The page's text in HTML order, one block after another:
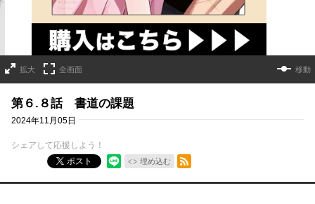
詳細ページへのリンク
拡大 全画面 移動
第６.８話 書道の課題
2024年11月05日
シェアして応援しよう！
ポスト
埋め込む
RSSフィード